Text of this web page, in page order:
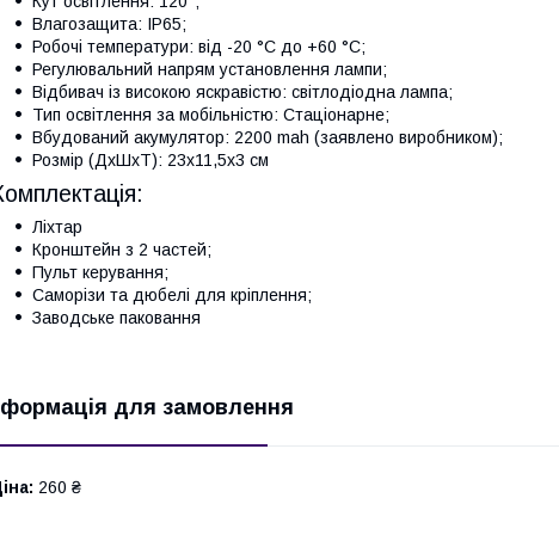
Влагозащита: IP65;
Робочі температури: від -20 °C до +60 °C;
Регулювальний напрям установлення лампи;
Відбивач із високою яскравістю: світлодіодна лампа;
Тип освітлення за мобільністю: Стаціонарне;
Вбудований акумулятор: 2200 mah (заявлено виробником);
Розмір (ДхШхТ): 23х11,5х3 см
Ліхтар
Кронштейн з 2 частей;
Пульт керування;
Саморізи та дюбелі для кріплення;
Заводське паковання
для замовлення
260 ₴